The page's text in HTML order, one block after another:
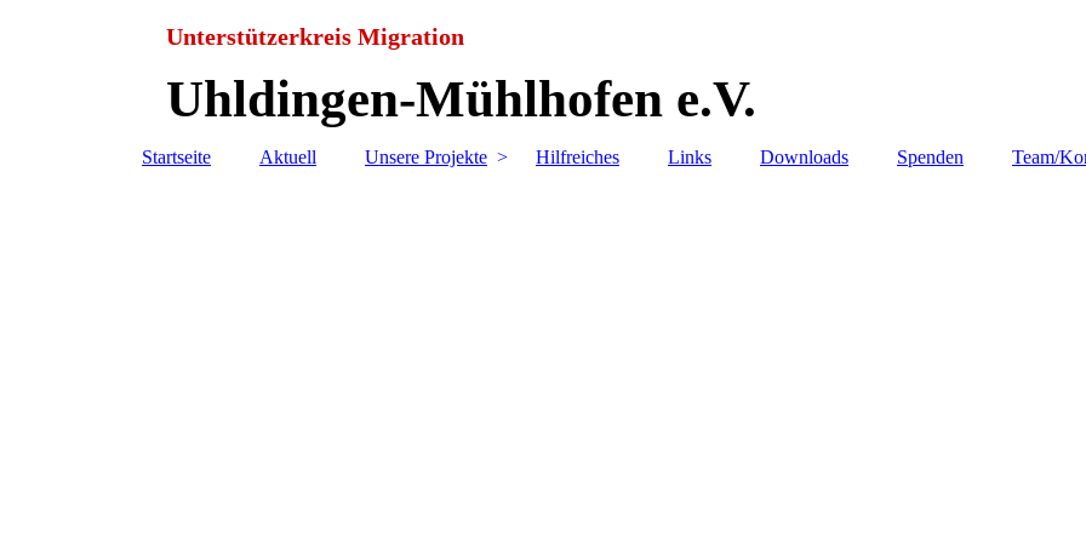
Unterstützerkreis Migration
Uhldingen-Mühlhofen e.V.
Startseite Aktuell Unsere Projekte Hilfreiches Links Downloads Spenden Team/